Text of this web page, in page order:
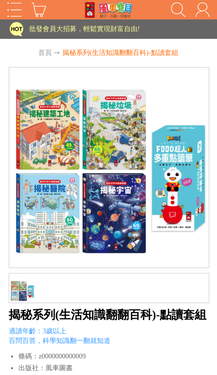
HOT
家長樂了!「風車書版集團暨FOOD超人企業總部」目前正興建中!
批發會員大招募，輕鬆實現財富自由!
老師您好!!幼教會員火熱招募中~
批發會員大招募，輕鬆實現財富自由!
如需更改或重開發票 需在訂單成立三天內通知客服 寄回發票需附上回郵郵票
老師您好!!幼教會員火熱招募中~
海外購物免煩惱！點我查看『海外購物流程說明』
首頁 ➙ 揭秘系列(生活知識翻翻百科)-點讀套組
揭秘系列(生活知識翻翻百科)-點讀套組
適讀年齡：3歲以上
百問百答，科學知識翻一翻就知道
條碼：z0000000000009
出版社：風車圖書